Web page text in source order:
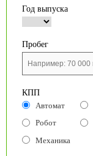
Год выпуска
Пробег
КПП
Автомат
Робот
Механика